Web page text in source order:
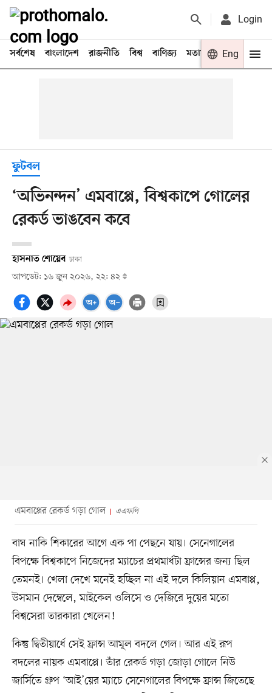
Login
সর্বশেষ বাংলাদেশ রাজনীতি বিশ্ব বাণিজ্য মতামত খেলা
Eng
ফুটবল
‘অভিনন্দন’ এমবাপ্পে, বিশ্বকাপে গোলের
রেকর্ড ভাঙবেন কবে
হাসনাত শোয়েব ঢাকা
আপডেট: ১৬ জুন ২০২৬, ২২: ৪২
এমবাপ্পের রেকর্ড গড়া গোল এএফপি
বাঘ নাকি শিকারের আগে এক পা পেছনে যায়। সেনেগালের
বিপক্ষে বিশ্বকাপে নিজেদের ম্যাচের প্রথমার্ধটা ফ্রান্সের জন্য ছিল
তেমনই। খেলা দেখে মনেই হচ্ছিল না এই দলে কিলিয়ান এমবাপ্প,
উসমান দেম্বেলে, মাইকেল ওলিসে ও দেজিরে দুয়ের মতো
বিশ্বসেরা তারকারা খেলেন!
কিন্তু দ্বিতীয়ার্ধে সেই ফ্রান্স আমূল বদলে গেল। আর এই রূপ
বদলের নায়ক এমবাপ্পে। তাঁর রেকর্ড গড়া জোড়া গোলে নিউ
জার্সিতে গ্রুপ ‘আই’য়ের ম্যাচে সেনেগালের বিপক্ষে ফ্রান্স জিতেছে